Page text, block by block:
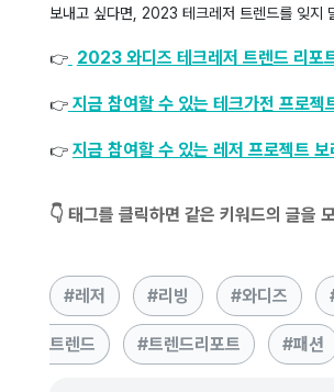
보내고 싶다면, 2023 테크레저 트렌드를 잊지
👉 2023 와디즈 테크레저 트렌드 리포
👉지금 참여할 수 있는 테크가전 프로젝
👉 지금 참여할 수 있는 레저 프로젝트 보
👇 태그를 클릭하면 같은 키워드의 글을
레저 리빙 와디즈
트렌드 트렌드리포트 패션